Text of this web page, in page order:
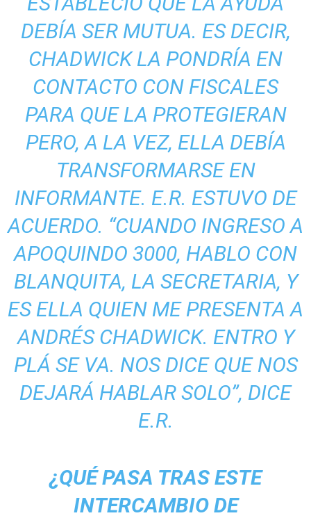
DEBÍA SER MUTUA. ES DECIR,
CHADWICK LA PONDRÍA EN
CONTACTO CON FISCALES
PARA QUE LA PROTEGIERAN
PERO, A LA VEZ, ELLA DEBÍA
TRANSFORMARSE EN
INFORMANTE. E.R. ESTUVO DE
ACUERDO. “CUANDO INGRESO A
APOQUINDO 3000, HABLO CON
BLANQUITA, LA SECRETARIA, Y
ES ELLA QUIEN ME PRESENTA A
ANDRÉS CHADWICK. ENTRO Y
PLÁ SE VA. NOS DICE QUE NOS
DEJARÁ HABLAR SOLO”, DICE
E.R.
¿QUÉ PASA TRAS ESTE
INTERCAMBIO DE